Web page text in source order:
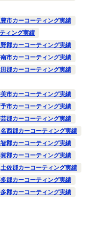
市カーコーティング実績
ィング実績
郡カーコーティング実績
市カーコーティング実績
郡カーコーティング実績
市カーコーティング実績
市カーコーティング実績
郡カーコーティング実績
名西郡カーコーティング実績
郡カーコーティング実績
郡カーコーティング実績
土佐郡カーコーティング実績
郡カーコーティング実績
郡カーコーティング実績